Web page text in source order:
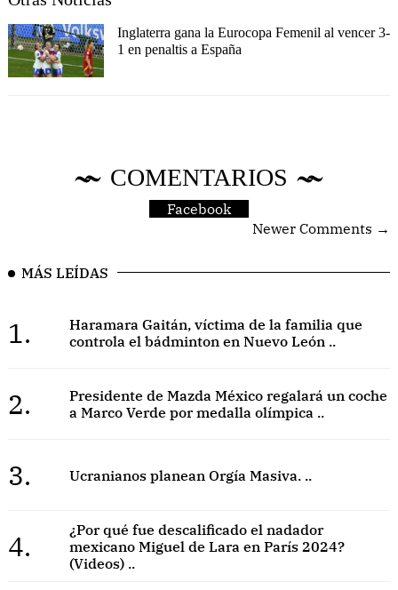
Inglaterra gana la Eurocopa Femenil al vencer 3-
1 en penaltis a España
COMENTARIOS
Facebook
Newer Comments →
MÁS LEÍDAS
1.
Haramara Gaitán, víctima de la familia que
controla el bádminton en Nuevo León ..
2.
Presidente de Mazda México regalará un coche
a Marco Verde por medalla olímpica ..
3. Ucranianos planean Orgía Masiva. ..
4.
¿Por qué fue descalificado el nadador
mexicano Miguel de Lara en París 2024?
(Videos) ..